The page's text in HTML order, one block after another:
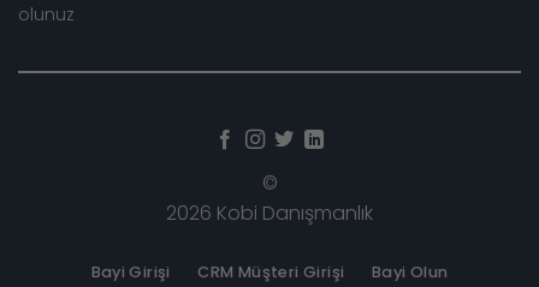
olunuz
©
2026 Kobi Danışmanlık
Bayi Girişi CRM Müşteri Girişi Bayi Olun